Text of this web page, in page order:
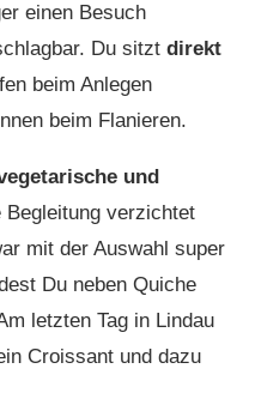
einen Besuch
Du sitzt direkt
beim Anlegen
beim Flanieren.
und
Begleitung verzichtet
mit der Auswahl super
Du neben Quiche
letzten Tag in Lindau
Croissant und dazu